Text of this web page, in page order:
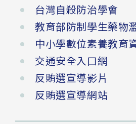
台灣自殺防治學會
教育部防制學生藥物
中小學數位素養教育
交通安全入口網
反賄選宣導影片
反賄選宣導網站